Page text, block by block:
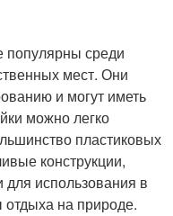
популярны среди
мест. Они
и могут иметь
можно легко
пластиковых
конструкции,
использования в
на природе.